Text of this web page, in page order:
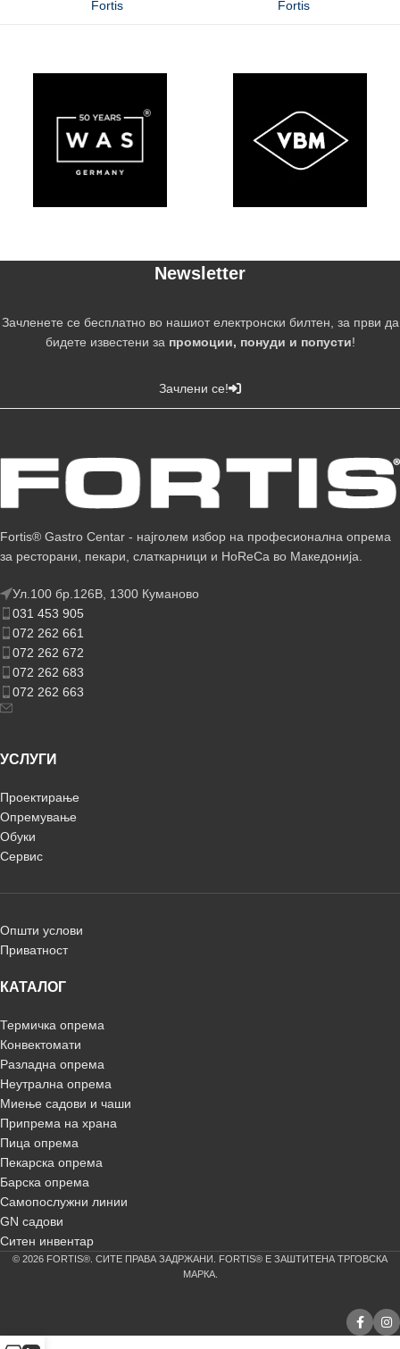
Fortis Fortis
Newsletter
Зачленете се бесплатно во нашиот електронски билтен, за први да
бидете известени за промоции, понуди и попусти!
Зачлени се!
Fortis® Gastro Centar - најголем избор на професионална опрема
за ресторани, пекари, слаткарници и HoReCa во Македонија.
Ул.100 бр.126В, 1300 Куманово
031 453 905
072 262 661
072 262 672
072 262 683
072 262 663
УСЛУГИ
Проектирање
Опремување
Обуки
Сервис
Општи услови
Приватност
КАТАЛОГ
Термичка опрема
Конвектомати
Разладна опрема
Неутрална опрема
Миење садови и чаши
Припрема на храна
Пица опрема
Пекарска опрема
Барска опрема
Самопослужни линии
GN садови
Ситен инвентар
© 2026 FORTIS®. СИТЕ ПРАВА ЗАДРЖАНИ. FORTIS® Е ЗАШТИТЕНА ТРГОВСКА
МАРКА.